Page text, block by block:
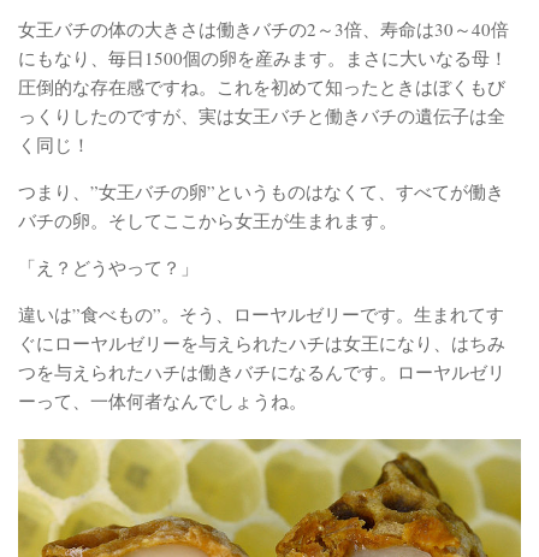
女王バチの体の大きさは働きバチの2～3倍、寿命は30～40倍
にもなり、毎日1500個の卵を産みます。まさに大いなる母！
圧倒的な存在感ですね。これを初めて知ったときはぼくもび
っくりしたのですが、実は女王バチと働きバチの遺伝子は全
く同じ！
つまり、”女王バチの卵”というものはなくて、すべてが働き
バチの卵。そしてここから女王が生まれます。
「え？どうやって？」
違いは”食べもの”。そう、ローヤルゼリーです。生まれてす
ぐにローヤルゼリーを与えられたハチは女王になり、はちみ
つを与えられたハチは働きバチになるんです。ローヤルゼリ
ーって、一体何者なんでしょうね。